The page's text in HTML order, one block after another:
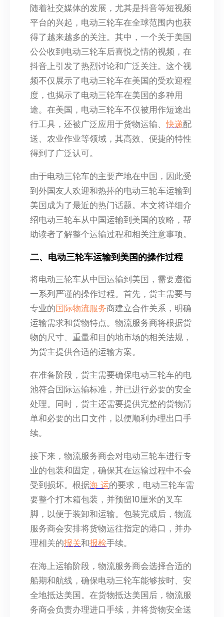
随着社交媒体的发展，尤其是抖音等短视频
平台的兴起，电动三轮车在全球范围内也获
得了越来越多的关注。其中，一个关于美国
公公收到电动三轮车后喜悦之情的视频，在
抖音上引发了热烈讨论和广泛关注。这个视
频不仅展示了电动三轮车在美国的受欢迎程
度，也揭示了电动三轮车在美国的多种用
途。在美国，电动三轮车不仅被用作短途出
行工具，还被广泛应用于货物运输、快递配
送、农业作业等领域，其高效、便捷的特性
得到了广泛认可。
由于电动三轮车的主要产地在中国，因此受
到外国友人欢迎和热捧的电动三轮车运输到
美国成为了最近的热门话题。本文将详细介
绍电动三轮车从中国运输到美国的攻略，帮
助读者了解整个运输过程和相关注意事项。
二、电动三轮车运输到美国的操作过程
将电动三轮车从中国运输到美国，需要遵循
一系列严谨的操作过程。首先，货主需要与
专业的国际物流服务商建立合作关系，明确
运输需求和货物特点。物流服务商将根据货
物的尺寸、重量和目的地市场的相关法规，
为货主提供合适的运输方案。
在准备阶段，货主需要确保电动三轮车的电
池符合国际运输标准，并已进行必要的安全
处理。同时，货主还需要提供完整的货物清
单和必要的出口文件，以便顺利办理出口手
续。
接下来，物流服务商会对电动三轮车进行专
业的包装和固定，确保其在运输过程中不会
受到损坏。根据海 运的要求，电动三轮车需
要整个打木箱包装，并预留10厘米的叉车
脚，以便于装卸和运输。包装完成后，物流
服务商会安排将货物运往指定的港口，并办
理相关的报关和报检手续。
在海上运输阶段，物流服务商会选择合适的
船期和航线，确保电动三轮车能够按时、安
全地抵达美国。在货物抵达美国后，物流服
务商会负责办理进口手续，并将货物安全送